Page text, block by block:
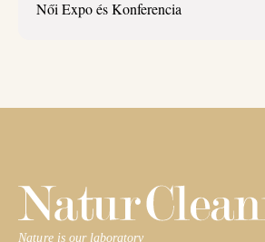
Női Expo és Konferencia